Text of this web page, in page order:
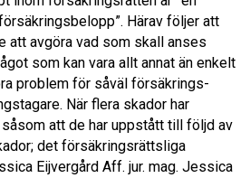
d
n